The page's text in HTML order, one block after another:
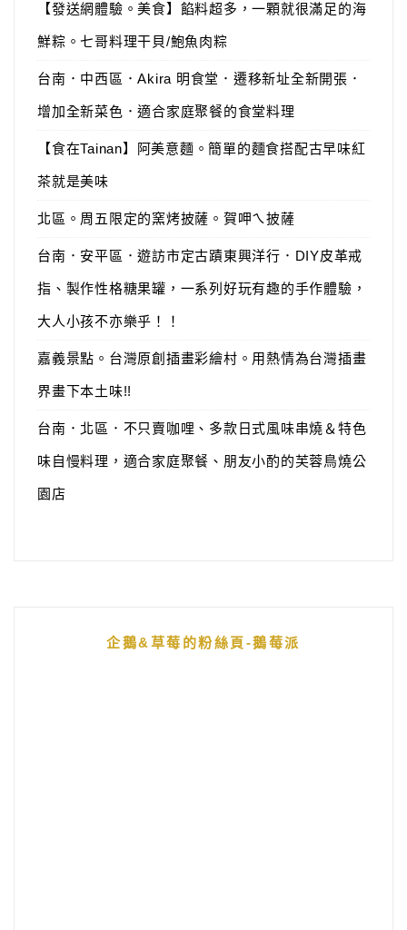
【發送網體驗。美食】餡料超多，一顆就很滿足的海
鮮粽。七哥料理干貝/鮑魚肉粽
台南．中西區．Akira 明食堂．遷移新址全新開張．
增加全新菜色．適合家庭聚餐的食堂料理
【食在Tainan】阿美意麵。簡單的麵食搭配古早味紅
茶就是美味
北區。周五限定的窯烤披薩。賀呷ㄟ披薩
台南．安平區．遊訪市定古蹟東興洋行．DIY皮革戒
指、製作性格糖果罐，一系列好玩有趣的手作體驗，
大人小孩不亦樂乎！！
嘉義景點。台灣原創插畫彩繪村。用熱情為台灣插畫
界畫下本土味!!
台南．北區．不只賣咖哩、多款日式風味串燒＆特色
味自慢料理，適合家庭聚餐、朋友小酌的芙蓉鳥燒公
園店
企鵝&草莓的粉絲頁-鵝莓派